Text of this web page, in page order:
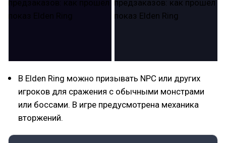
В Elden Ring можно призывать NPC или других
игроков для сражения с обычными монстрами
или боссами. В игре предусмотрена механика
вторжений.